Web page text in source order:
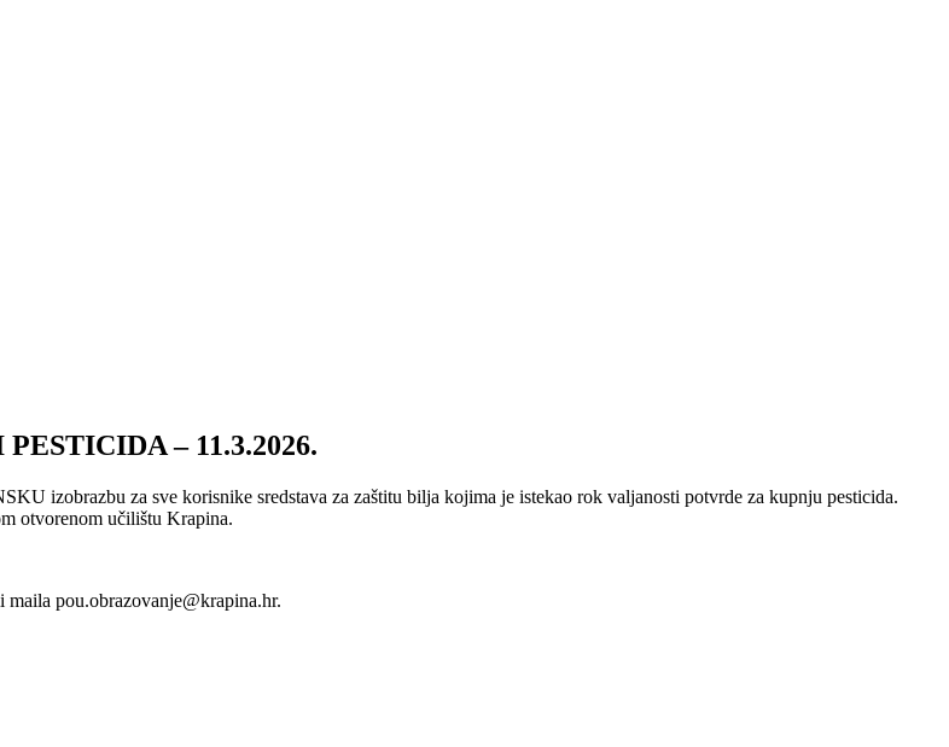
– 11.3.2026.
izobrazbu za sve korisnike sredstava za zaštitu bilja kojima je istekao rok valjanosti potvrde za kupnju pesticida.
otvorenom učilištu Krapina.
pou.obrazovanje@krapina.hr.